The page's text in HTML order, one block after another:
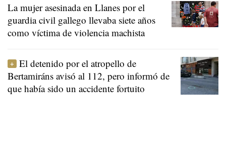
La mujer asesinada en Llanes por el
guardia civil gallego llevaba siete años
como víctima de violencia machista
El detenido por el atropello de
Bertamiráns avisó al 112, pero informó de
que había sido un accidente fortuito